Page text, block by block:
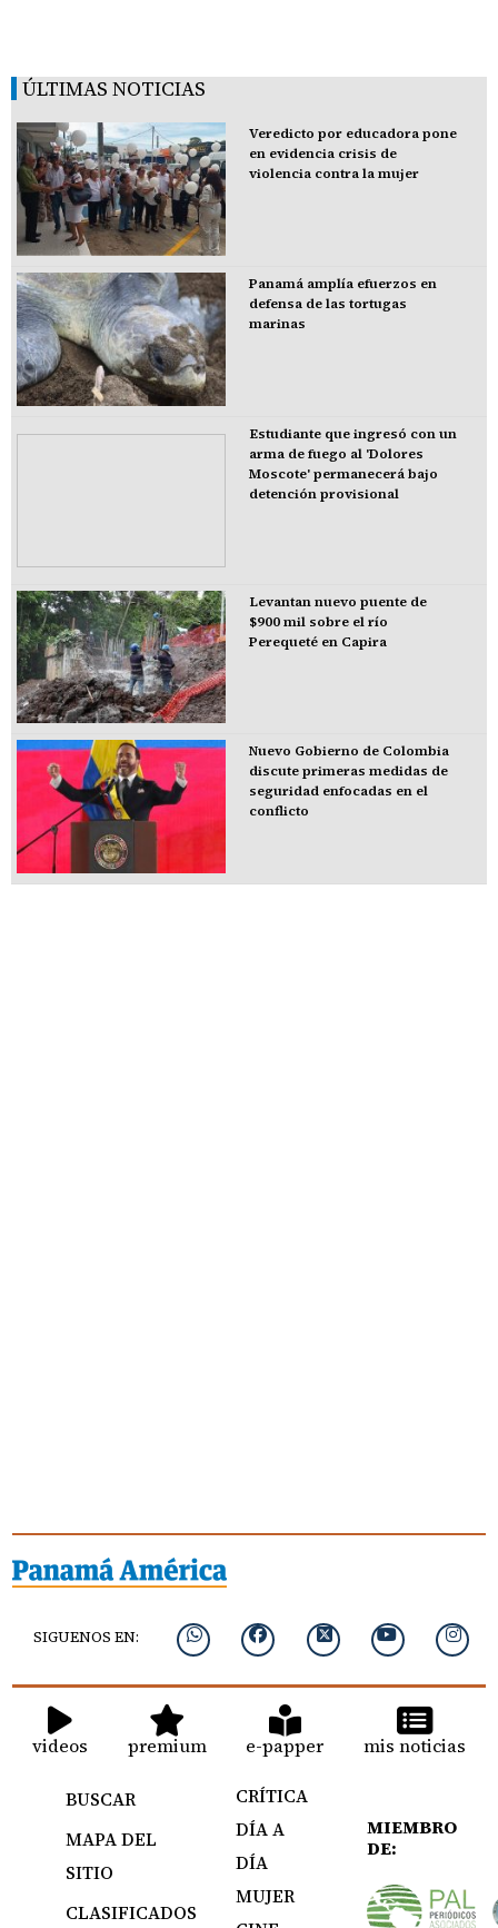
ÚLTIMAS NOTICIAS
Veredicto por educadora pone
en evidencia crisis de
violencia contra la mujer
Panamá amplía efuerzos en
defensa de las tortugas
marinas
Estudiante que ingresó con un
arma de fuego al 'Dolores
Moscote' permanecerá bajo
detención provisional
Levantan nuevo puente de
$900 mil sobre el río
Perequeté en Capira
Nuevo Gobierno de Colombia
discute primeras medidas de
seguridad enfocadas en el
conflicto
SIGUENOS EN:
videos premium e-papper mis noticias
BUSCAR
MAPA DEL
SITIO
CLASIFICADOS
CRÍTICA
DÍA A
DÍA
MUJER
MIEMBRO
DE: